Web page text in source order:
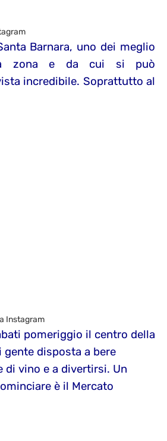
Barnara, uno dei meglio
zona e da cui si può
incredibile. Soprattutto al
Instagram
pomeriggio il centro della
disposta a bere
di vino e a divertirsi. Un
è il Mercato